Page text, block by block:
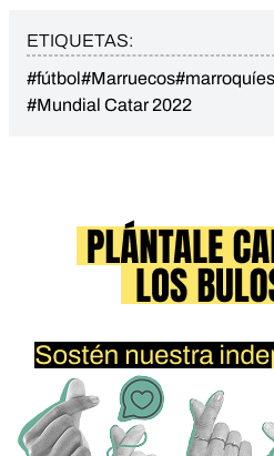
ETIQUETAS:
#fútbol#Marruecos#marroquíes
#Mundial Catar 2022